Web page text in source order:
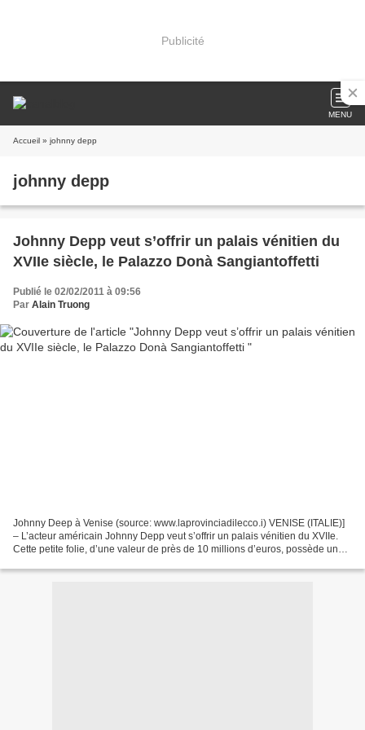
Publicité
MENU
Accueil » johnny depp
johnny depp
Johnny Depp veut s’offrir un palais vénitien du
XVIIe siècle, le Palazzo Donà Sangiantoffetti
Publié le 02/02/2011 à 09:56
Par Alain Truong
Johnny Deep à Venise (source: www.laprovinciadilecco.i) VENISE (ITALIE)]
– L’acteur américain Johnny Depp veut s’offrir un palais vénitien du XVIIe.
Cette petite folie, d’une valeur de près de 10 millions d’euros, possède une